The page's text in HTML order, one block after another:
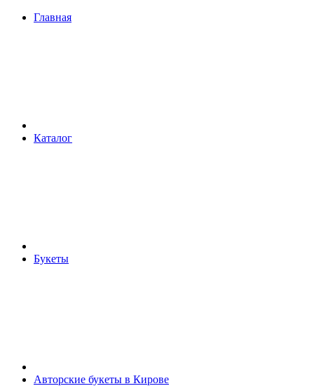
Главная
Каталог
Букеты
Авторские букеты в Кирове